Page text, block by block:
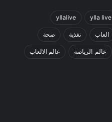
ylla live
yllalive
العاب تغذية صحة
عالم_الرياضة عالم الالعاب